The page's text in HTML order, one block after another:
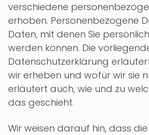
verschiedene
erhoben. Personenbezogene
Daten, mit denen Sie
werden können. Die
Datenschutzerklärung
wir erheben und wofür wir sie
erläutert auch, wie und zu
das geschieht.
Wir weisen darauf hin, dass die